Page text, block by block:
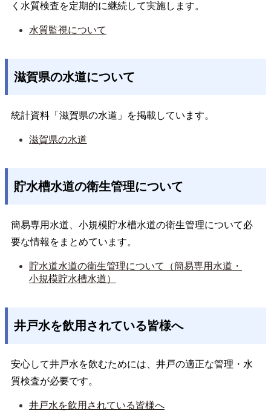
く水質検査を定期的に継続して実施します。
水質監視について
滋賀県の水道について
統計資料「滋賀県の水道」を掲載しています。
滋賀県の水道
貯水槽水道の衛生管理について
簡易専用水道、小規模貯水槽水道の衛生管理について必
要な情報をまとめています。
貯水道水道の衛生管理について（簡易専用水道・
小規模貯水槽水道）
井戸水を飲用されている皆様へ
安心して井戸水を飲むためには、井戸の適正な管理・水
質検査が必要です。
井戸水を飲用されている皆様へ